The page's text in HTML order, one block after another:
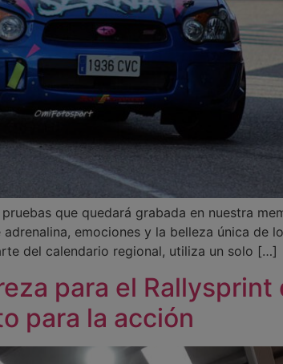
que quedará grabada en nuestra
emociones y la belleza única de
del calendario regional, utiliza un solo […]
para el Rallysprint
para la acción